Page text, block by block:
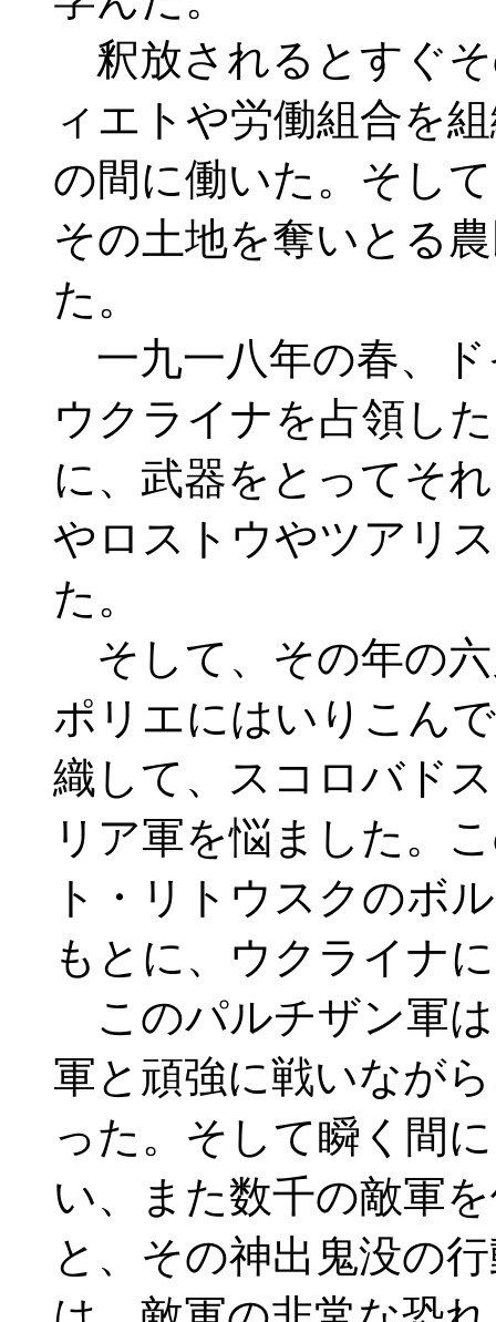
釈放されるとすぐ
ィエトや労働組合を
の間に働いた。そし
その土地を奪いとる
た。
一九一八年の春、
ウクライナを占領し
に、武器をとってそ
やロストウやツアリ
た。
そして、その年の
ポリエにはいりこん
織して、スコロバド
リア軍を悩ました。
ト・リトウスクのボ
もとに、ウクライナ
このパルチザン軍
軍と頑強に戦いなが
った。そして瞬く間
い、また数千の敵軍
と、その神出鬼没の